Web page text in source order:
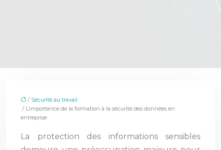
/ Sécurité au travail
/ L’importance de la formation à la sécurité des données en
entreprise
La protection des informations sensibles